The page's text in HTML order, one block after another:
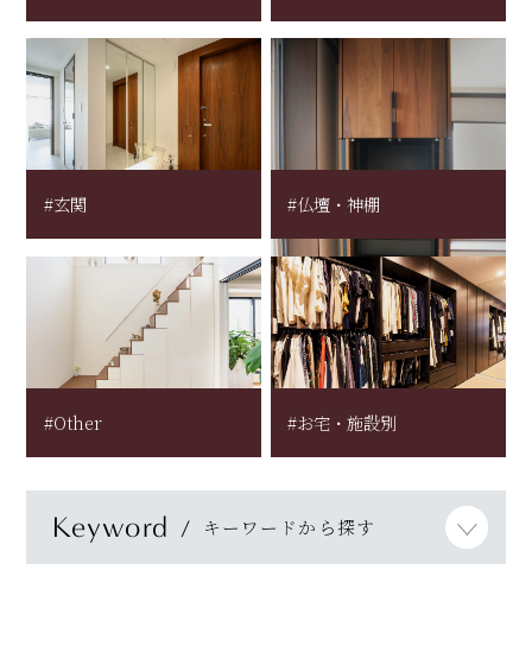
#玄関 #仏壇・神棚
#Other #お宅・施設別
Keyword キーワードから探す